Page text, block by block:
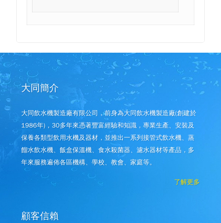
大同簡介
大同飲水機製造廠有限公司，前身為大同飲水機製造廠(創建於
1986年)，30多年來憑著豐富經驗和知識，專業生產、安裝及
保養各類型飲用水機及器材，並推出一系列接管式飲水機、蒸
餾水飲水機、飯盒保溫機、食水殺菌器、濾水器材等產品，多
年來服務遍佈各區機構、學校、教會、家庭等。
了解更多
顧客信賴